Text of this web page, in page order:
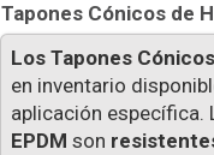
Tapones Cónicos de
Los Tapones
en inventario
aplicación específica.
EPDM son